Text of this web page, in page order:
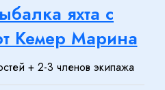
яхта с
Кемер Марина
+ 2-3 членов экипажа